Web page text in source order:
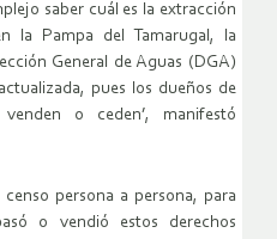
saber cuál es la extracción
la Pampa del Tamarugal, la
General de Aguas (DGA)
pues los dueños de
o ceden’, manifestó
persona a persona, para
o vendió estos derechos